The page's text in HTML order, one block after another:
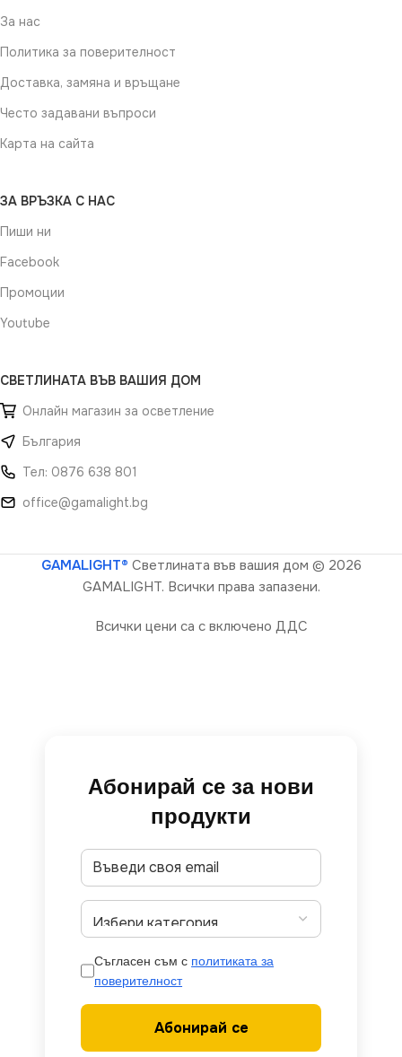
За нас
Политика за поверителност
Доставка, замяна и връщане
Често задавани въпроси
Карта на сайта
ЗА ВРЪЗКА С НАС
Пиши ни
Facebook
Промоции
Youtube
СВЕТЛИНАТА ВЪВ ВАШИЯ ДОМ
Онлайн магазин за осветление
България
Тел: 0876 638 801
office@gamalight.bg
GAMALIGHT® Светлината във вашия дом © 2026
GAMALIGHT. Всички права запазени.
Всички цени са с включено ДДС
Абонирай се за нови
продукти
Съгласен съм с политиката за
поверителност
Абонирай се